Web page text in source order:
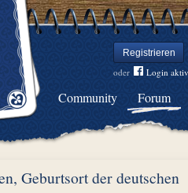
Registrieren
oder Login
Community Forum
Geburtsort der deutschen